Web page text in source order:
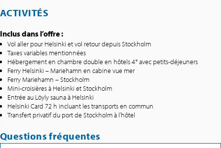
ACTIVITÉS
Inclus dans l’offre :
Vol aller pour Helsinki et vol retour depuis Stockholm
Taxes variables mentionnées
Hébergement en chambre double en hôtels 4* avec petits-déjeuners
Ferry Helsinki – Mariehamn en cabine vue mer
Ferry Mariehamn – Stockholm
Mini-croisières à Helsinki et Stockholm
Entrée au Löyly sauna à Helsinki
Helsinki Card 72 h incluant les transports en commun
Transfert privatif du port de Stockholm à l’hôtel
Questions fréquentes